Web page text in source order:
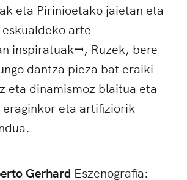
eta Pirinioetako jaietan eta
arte
inspiratuakꟷ, Ruzek, bere
dantza pieza bat eraiki
eta dinamismoz blaitua eta
eraginkor eta artifiziorik
Gerhard Eszenografia: